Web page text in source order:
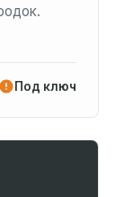
Под ключ